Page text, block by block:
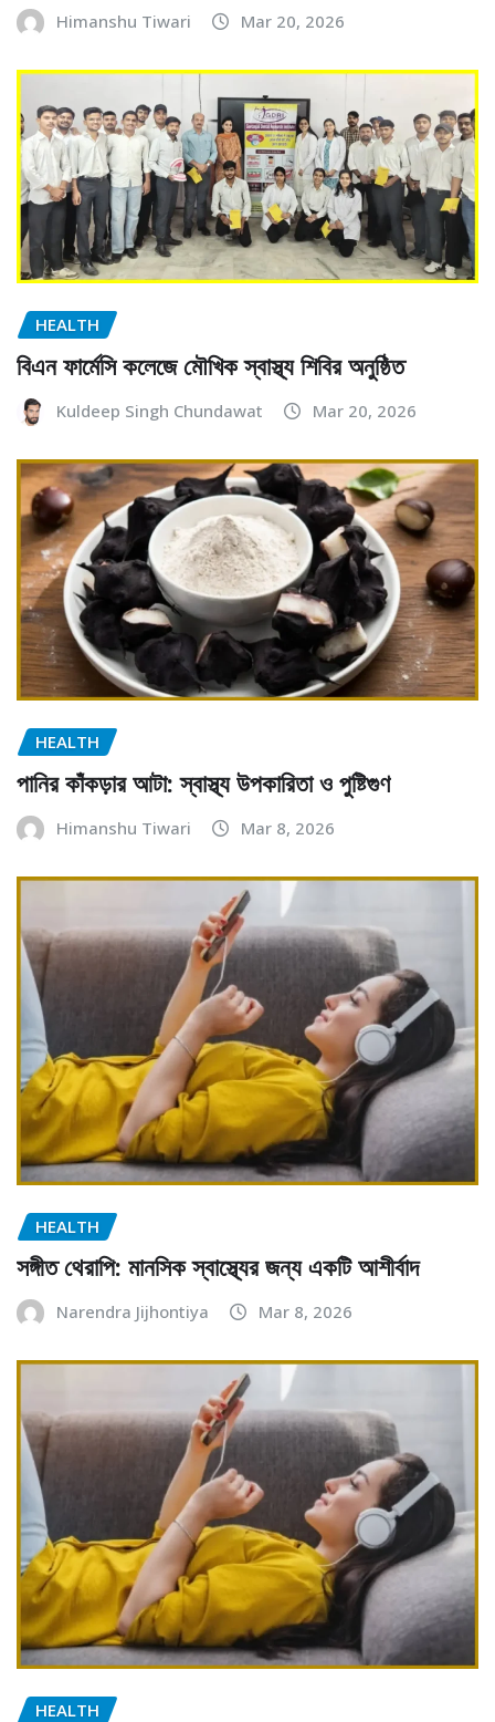
Himanshu Tiwari Mar 20, 2026
HEALTH
বিএন ফার্মেসি কলেজে মৌখিক স্বাস্থ্য শিবির অনুষ্ঠিত
Kuldeep Singh Chundawat Mar 20, 2026
HEALTH
পানির কাঁকড়ার আটা: স্বাস্থ্য উপকারিতা ও পুষ্টিগুণ
Himanshu Tiwari Mar 8, 2026
HEALTH
সঙ্গীত থেরাপি: মানসিক স্বাস্থ্যের জন্য একটি আশীর্বাদ
Narendra Jijhontiya Mar 8, 2026
HEALTH